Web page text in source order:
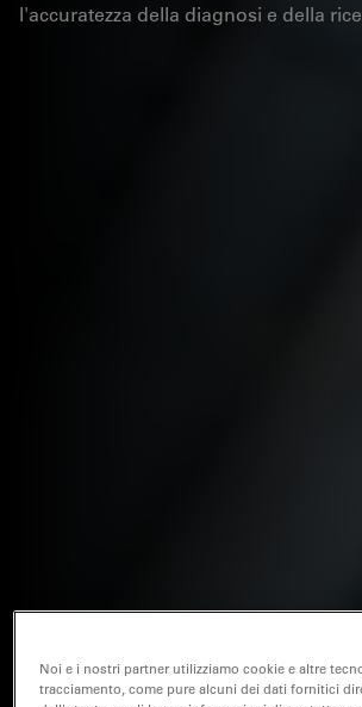
l'accuratezza della diagnosi e della
Noi e i nostri partner utilizziamo cookie e altre
tracciamento, come pure alcuni dei dati fornitici